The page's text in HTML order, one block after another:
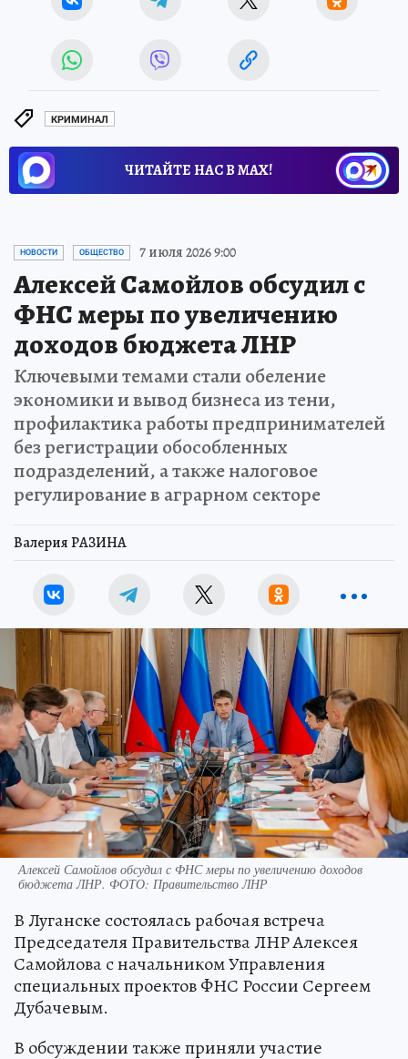
КРИМИНАЛ
ЧИТАЙТЕ НАС В МАХ!
НОВОСТИ ОБЩЕСТВО 7 июля 2026 9:00
Алексей Самойлов обсудил с
ФНС меры по увеличению
доходов бюджета ЛНР
Ключевыми темами стали обеление
экономики и вывод бизнеса из тени,
профилактика работы предпринимателей
без регистрации обособленных
подразделений, а также налоговое
регулирование в аграрном секторе
Валерия РАЗИНА
Алексей Самойлов обсудил с ФНС меры по увеличению доходов
бюджета ЛНР. ФОТО: Правительство ЛНР
В Луганске состоялась рабочая встреча
Председателя Правительства ЛНР Алексея
Самойлова с начальником Управления
специальных проектов ФНС России Сергеем
Дубачевым.
В обсуждении также приняли участие